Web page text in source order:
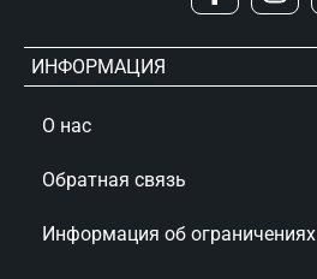
ИНФОРМАЦИЯ
О нас
Обратная связь
Информация об ограничениях